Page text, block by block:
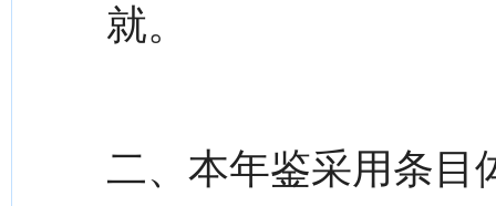
就。
二、本年鉴采用条目